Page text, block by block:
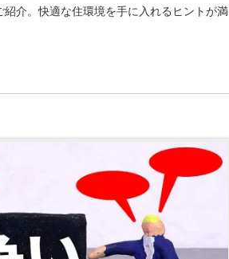
介。快適な住環境を手に入れるヒントが満